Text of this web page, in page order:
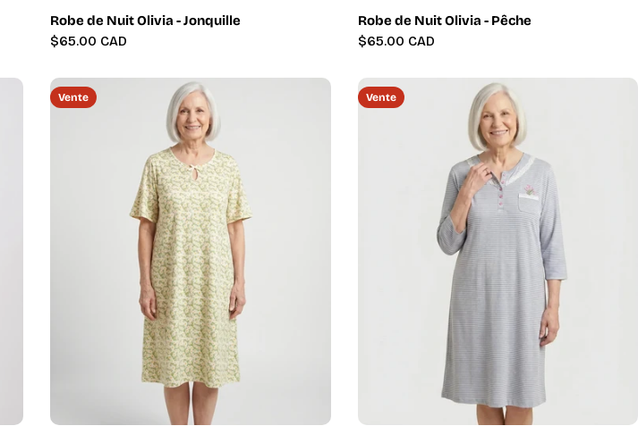
Robe de Nuit Olivia - Jonquille
Prix
régulier
$65.00 CAD
Robe de Nuit Olivia - Pêche
Prix
régulier
$65.00 CAD
Vente Vente